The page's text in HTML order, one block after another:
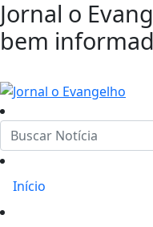
Jornal o
bem
Início